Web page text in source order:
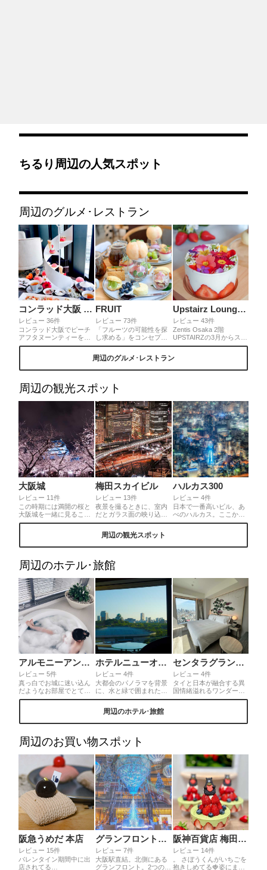
ちるり周辺の人気スポット
周辺のグルメ･レストラン
コンラッド大阪 40スカイバー＆ラウンジ
レビュー 36件
コンラッド大阪でピーチ
アフタヌーンティーをい
ただきました🍑ホテルの
ンドで登場🌟セイヴォリ
ボリュームも大満足の内
容です😆
FRUIT
レビュー 73件
「フルーツの可能性を探
し求める」をコンセプト
としているhanafruさん。
アラカルトのアフターヌ
ーンティーセットは丸ご
と一個の桃🍑！インパク
リです👍✨他のスイーツ
もフルーツがたくさん使
味が楽しめます😊
Upstairz Lounge Bar Restaurant
レビュー 43件
Zentis Osaka 2階
UPSTAIRZの3月からスタ
ートした季節のパフェが
Ecran de Fraise♡ 春爛漫
な香りと甘さを堪能でき
ームとソルベです。
周辺のグルメ･レストラン
周辺の観光スポット
大阪城
レビュー 11件
この時期には満開の桜と
大阪城を一緒に見ること
ができます。また今年は
いライトアップと一緒に
夜桜だけでも素晴らしい
景色がより素晴らしく見
は見頃です。よかったら
どうですか？
梅田スカイビル
レビュー 13件
夜景を撮るときに、室内
だとガラス面の映り込み
があり、苦労される事も
多いかと思います。が、
ココは屋上が空中庭園に
なっているので、360度
す。
ハルカス300
レビュー 4件
日本で一番高いビル、あ
べのハルカス。ここから
眺める大阪の夜景は絶景
ワー、都市夜景を一面に
周辺の観光スポット
周辺のホテル･旅館
アルモニーアンブラッセ大阪
レビュー 5件
真っ白でお城に迷い込ん
だようなお部屋でとても
可愛いです。アルモニー
パーティーなどにもおす
もいくつかあり、この白
くてジャグジーのあるお
というスイートルームの
みになっています。
ホテルニューオータニ大阪
レビュー 4件
大都会のパノラマを背景
に、水と緑で囲まれた美
しい大阪城を望む絶好の
ロケーションにあるホテ
ル。予約の際はキャッス
ルビュー側をお勧めしま
しさがあります。
センタラグランドホテル大阪
レビュー 4件
タイと日本が融合する異
国情緒溢れるワンダーラ
ンド。本場タイ料理をは
トランにスパとまさタイ
周辺のホテル･旅館
周辺のお買い物スポット
阪急うめだ 本店
レビュー 15件
バレンタイン期間中に出
店されてる
グランフロント大阪 北館
レビュー 7件
大阪駅直結。北側にある
グランフロント。2つのビ
阪神百貨店 梅田本店
レビュー 14件
。 さぼうくんがいちごを
抱きしめてる🍓姿にまず